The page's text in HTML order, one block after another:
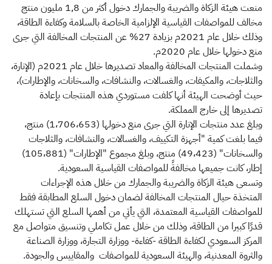
منعت هيئة الزكاة والضريبة والجمارك دخول أكثر من 1,8 مليون منتج
مخالف للمواصفات القياسية الإلزامية الخاصة بالسلامة وكفاءة الطاقة،
وذلك خلال عام 2021م بزيادة 27% عن المنتجات المخالفة التي جرى
منع دخولها خلال عام 2020م.
وشملت المنتجات المخالفة والمعاد تصديرها خلال عام 2021م (الإنارة،
والثلاجات، والمكيفات، والغسالات، والنشافات، والسخانات، والإطارات)،
حيث أوضحت الهيئة أنها كلفت مستوردي هذه المنتجات بإعادة
تصديرها إلى خارج المملكة.
وبلغ عدد منتجات الإنارة التي جرى منع دخولها (1،706،653) منتج،
فيما بلغت كمية "أجهزة التكييف، والغسالات، والنشافات، والثلاجات
والسخانات" (49،423) منتج، وبلغ مجموع "الإطارات" (105،881)
إطار، كانت جميعها مخالفةً للمواصفات القياسية السعودية.
وتسعى هيئة الزكاة والضريبة والجمارك من خلال هذه الإجراءات
المتخذة​ حيال المنتجات المخالفة لضمان دخول السلع المطابقة فقط
للمواصفات القياسية المعتمدة، التي يأتي من أهمها السلع التي تستهلك
قدرًا كبيرا من الطاقة، وذلك من خلال عمل تكاملي وتنسيق متواصل مع
المركز السعودي لكفاءة الطاقة -كفاءة- ووزارة التجارة، ووزارة الصناعة
والثروة المعدنية، والهيئة السعودية للمواصفات والمقاييس والجودة.